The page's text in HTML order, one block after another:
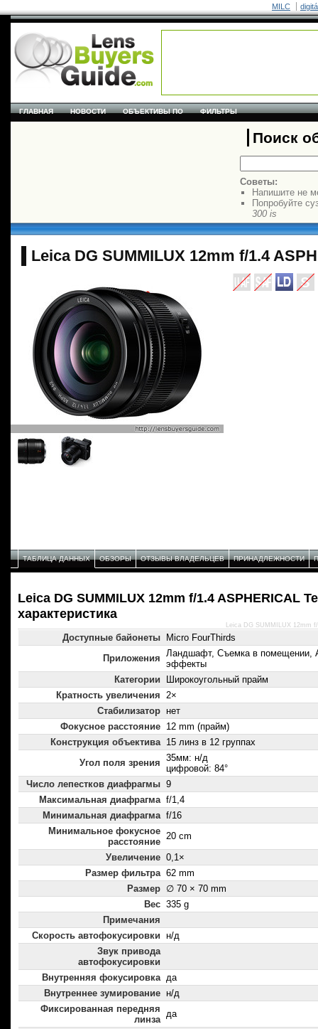
MILC
ГЛАВНАЯ НОВОСТИ ОБЪЕКТИВЫ ПО ФИЛЬТРЫ
Поиск
Советы:
Напишите не
Попробуйте
300 is
Leica DG SUMMILUX 12mm f/1.4
ТАБЛИЦА ДАННЫХ ОБЗОРЫ ОТЗЫВЫ ВЛАДЕЛЬЦЕВ ПРИНАДЛЕЖНОСТИ
Leica DG SUMMILUX 12mm f/1.4 ASPHERICAL
характеристика
Доступные байонеты
Micro FourThirds
Приложения Ландшафт, Съемка в помещении,
эффекты
Категории
Широкоугольный прайм
Кратность увеличения 2×
Стабилизатор нет
Фокусное расстояние 12 mm (прайм)
Конструкция объектива 15 линз в 12 группах
Угол поля зрения 35мм: н/д
цифровой: 84°
Число лепестков диафрагмы 9
Максимальная диафрагма f/1,4
Минимальная диафрагма f/16
Минимальное фокусное
расстояние
20 cm
Увеличение 0,1×
Размер фильтра 62 mm
Размер ∅ 70 × 70 mm
Вес 335 g
Примечания
Скорость автофокусировки н/д
Звук привода
автофокусировки
Внутренняя фокусировка да
Внутреннее зумирование н/д
Фиксированная передняя
линза
да
Leica DG SUMMILUX 12mm